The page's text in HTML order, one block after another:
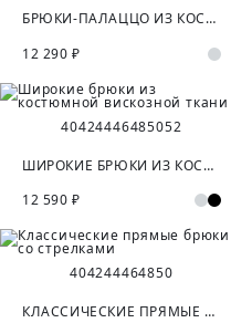
БРЮКИ-ПАЛАЦЦО ИЗ КОСТЮМНОЙ ТКАНИ
12 290 ₽
40424446485052
ШИРОКИЕ БРЮКИ ИЗ КОСТЮМНОЙ ВИСКОЗНОЙ ТКАНИ
12 590 ₽
404244464850
КЛАССИЧЕСКИЕ ПРЯМЫЕ БРЮКИ СО СТРЕЛКАМИ